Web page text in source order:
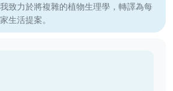
致力於將複雜的植物生理學，轉譯為每
生活提案。